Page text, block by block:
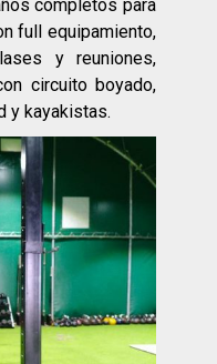
completos para
full equipamiento,
y reuniones,
circuito boyado,
y kayakistas.